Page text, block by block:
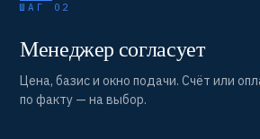
ШАГ 02
Менеджер согласует
Цена, базис и окно подачи. Счёт или
по факту — на выбор.